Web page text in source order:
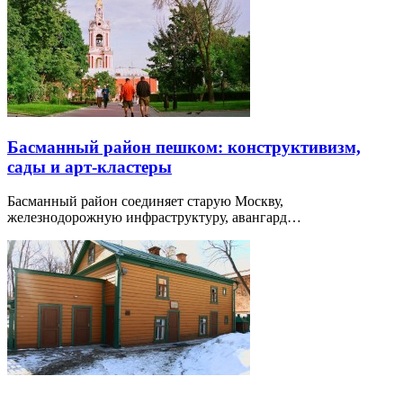
Басманный район пешком: конструктивизм,
сады и арт-кластеры
Басманный район соединяет старую Москву,
железнодорожную инфраструктуру, авангард…